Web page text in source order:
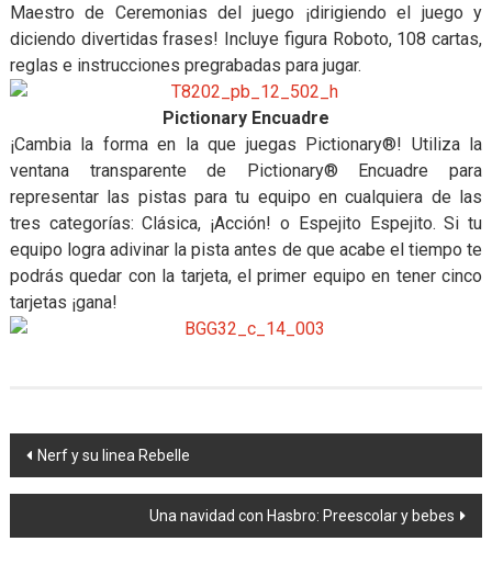
Maestro de Ceremonias del juego ¡dirigiendo el juego y
diciendo divertidas frases! Incluye figura Roboto, 108 cartas,
reglas e instrucciones pregrabadas para jugar.
Pictionary Encuadre
¡Cambia la forma en la que juegas Pictionary®! Utiliza la
ventana transparente de Pictionary® Encuadre para
representar las pistas para tu equipo en cualquiera de las
tres categorías: Clásica, ¡Acción! o Espejito Espejito. Si tu
equipo logra adivinar la pista antes de que acabe el tiempo te
podrás quedar con la tarjeta, el primer equipo en tener cinco
tarjetas ¡gana!
Navegación
de
entradas
Nerf y su linea Rebelle
Una navidad con Hasbro: Preescolar y bebes